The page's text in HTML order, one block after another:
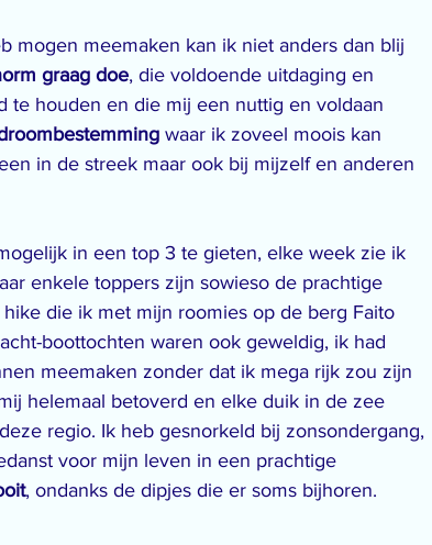
mogen meemaken kan ik niet anders dan blij
graag doe, die voldoende uitdaging en
te houden en die mij een nuttig en voldaan
waar ik zoveel moois kan
in de streek maar ook bij mijzelf en anderen
in een top 3 te gieten, elke week zie ik
enkele toppers zijn sowieso de prachtige
die ik met mijn roomies op de berg Faito
boottochten waren ook geweldig, ik had
meemaken zonder dat ik mega rijk zou zijn
helemaal betoverd en elke duik in de zee
regio. Ik heb gesnorkeld bij zonsondergang,
voor mijn leven in een prachtige
, ondanks de dipjes die er soms bijhoren.